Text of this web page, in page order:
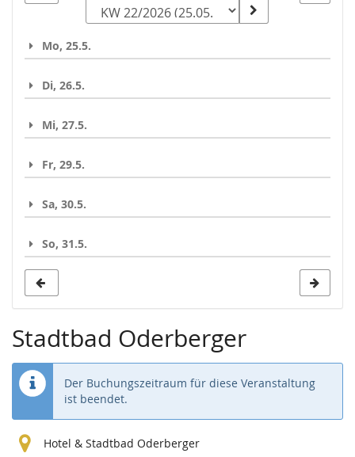
zur
auswählen
Mo, 25.5.
Di, 26.5.
Mi, 27.5.
Fr, 29.5.
Sa, 30.5.
So, 31.5.
Stadtbad Oderberger
Der Buchungszeitraum für diese Veranstaltung
ist beendet.
Hotel & Stadtbad Oderberger